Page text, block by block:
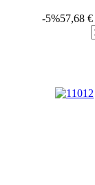
-5%57,68 €